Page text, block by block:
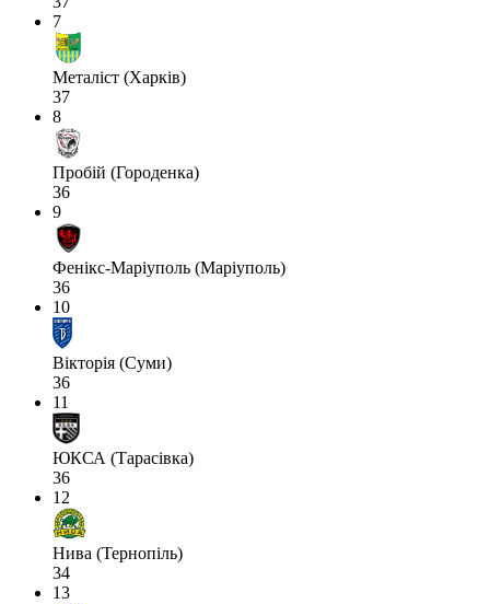
7
Металіст (Харків)
37
8
Пробій (Городенка)
36
9
Фенікс-Маріуполь (Маріуполь)
36
10
Вікторія (Суми)
36
11
ЮКСА (Тарасівка)
36
12
Нива (Тернопіль)
34
13